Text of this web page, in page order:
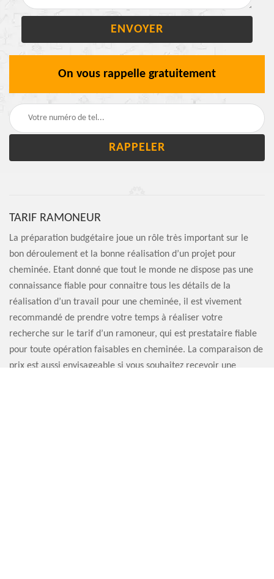
On vous rappelle gratuitement
TARIF RAMONEUR
La préparation budgétaire joue un rôle très important sur le
bon déroulement et la bonne réalisation d’un projet pour
cheminée. Etant donné que tout le monde ne dispose pas une
connaissance fiable pour connaitre tous les détails de la
réalisation d’un travail pour une cheminée, il est vivement
recommandé de prendre votre temps à réaliser votre
recherche sur le tarif d’un ramoneur, qui est prestataire fiable
pour toute opération faisables en cheminée. La comparaison de
prix est aussi envisageable si vous souhaitez recevoir une